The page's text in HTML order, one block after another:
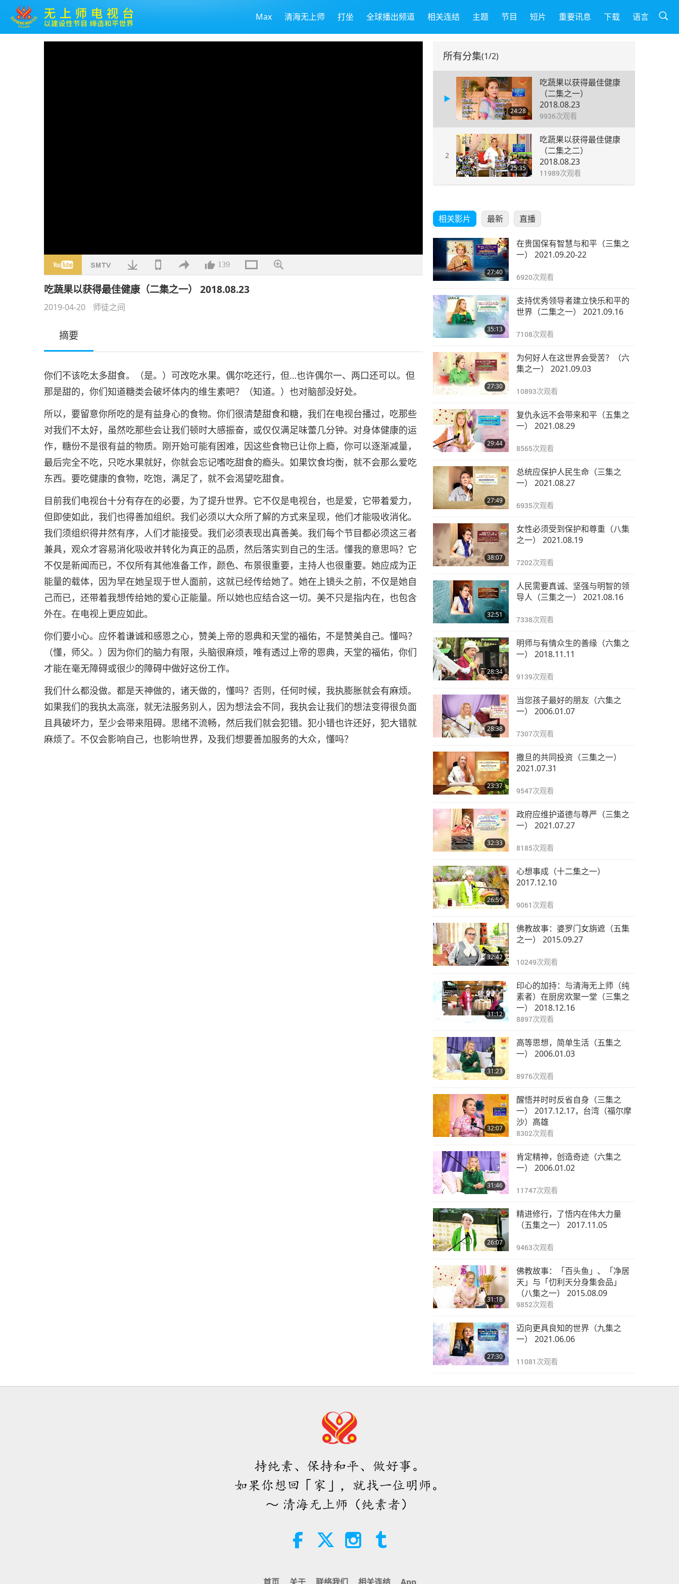
Max 清海无上师 打坐 全球播出频道 相关连结 主题 节目 短片 重要讯息 下载 语言
139
吃蔬果以获得最佳健康（二集之一） 2018.08.23
2019-04-20 师徒之间
摘要
你们不该吃太多甜食。（是。）可改吃水果。偶尔吃还行，但…也许偶尔一、两口还可以。但
那是甜的，你们知道糖类会破坏体内的维生素吧？（知道。）也对脑部没好处。
所以，要留意你所吃的是有益身心的食物。你们很清楚甜食和糖，我们在电视台播过，吃那些
对我们不太好，虽然吃那些会让我们顿时大感振奋，或仅仅满足味蕾几分钟。对身体健康的运
作，糖份不是很有益的物质。刚开始可能有困难，因这些食物已让你上瘾，你可以逐渐减量，
最后完全不吃，只吃水果就好，你就会忘记嗜吃甜食的瘾头。如果饮食均衡，就不会那么爱吃
东西。要吃健康的食物，吃饱，满足了，就不会渴望吃甜食。
目前我们电视台十分有存在的必要，为了提升世界。它不仅是电视台，也是爱，它带着爱力，
但即使如此，我们也得善加组织。我们必须以大众所了解的方式来呈现，他们才能吸收消化。
我们须组织得井然有序，人们才能接受。我们必须表现出真善美。我们每个节目都必须这三者
兼具，观众才容易消化吸收并转化为真正的品质，然后落实到自己的生活。懂我的意思吗？它
不仅是新闻而已，不仅所有其他准备工作，颜色、布景很重要，主持人也很重要。她应成为正
能量的载体，因为早在她呈现于世人面前，这就已经传给她了。她在上镜头之前，不仅是她自
己而已，还带着我想传给她的爱心正能量。所以她也应结合这一切。美不只是指内在，也包含
外在。在电视上更应如此。
你们要小心。应怀着谦诚和感恩之心，赞美上帝的恩典和天堂的福佑，不是赞美自己。懂吗？
（懂，师父。）因为你们的脑力有限，头脑很麻烦，唯有透过上帝的恩典，天堂的福佑，你们
才能在毫无障碍或很少的障碍中做好这份工作。
我们什么都没做。都是天神做的，诸天做的，懂吗？否则，任何时候，我执膨胀就会有麻烦。
如果我们的我执太高涨，就无法服务别人，因为想法会不同，我执会让我们的想法变得很负面
且具破坏力，至少会带来阻碍。思绪不流畅，然后我们就会犯错。犯小错也许还好，犯大错就
麻烦了。不仅会影响自己，也影响世界，及我们想要善加服务的大众，懂吗？
所有分集(1/2)
24:28
吃蔬果以获得最佳健康
（二集之一）
2018.08.23
9936次观看
2
25:35
吃蔬果以获得最佳健康
（二集之二）
2018.08.23
11989次观看
相关影片 最新 直播
27:40
在贵国保有智慧与和平（三集之
一） 2021.09.20-22
6920次观看
35:13
支持优秀领导者建立快乐和平的
世界（二集之一） 2021.09.16
7108次观看
27:30
为何好人在这世界会受苦？（六
集之一） 2021.09.03
10893次观看
29:44
复仇永远不会带来和平（五集之
一） 2021.08.29
8565次观看
27:49
总统应保护人民生命（三集之
一） 2021.08.27
6935次观看
38:07
女性必须受到保护和尊重（八集
之一） 2021.08.19
7202次观看
32:51
人民需要真诚、坚强与明智的领
导人（三集之一） 2021.08.16
7338次观看
28:34
明师与有情众生的善缘（六集之
一） 2018.11.11
9139次观看
28:38
当您孩子最好的朋友（六集之
一） 2006.01.07
7307次观看
23:37
撒旦的共同投资（三集之一）
2021.07.31
9547次观看
32:33
政府应维护道德与尊严（三集之
一） 2021.07.27
8185次观看
26:59
心想事成（十二集之一）
2017.12.10
9061 次观看
32:42
佛教故事：婆罗门女旃遮（五集
之一） 2015.09.27
10249次观看
31:12
印心的加持：与清海无上师（纯
素者）在厨房欢聚一堂（三集之
一） 2018.12.16
8897次观看
31:23
高等思想，简单生活（五集之
一） 2006.01.03
8976次观看
32:07
醒悟并时时反省自身（三集之
一） 2017.12.17，台湾（福尔摩
沙）高雄
8302次观看
31:46
肯定精神，创造奇迹（六集之
一） 2006.01.02
11747次观看
26:07
精进修行，了悟内在伟大力量
（五集之一） 2017.11.05
9463次观看
31:18
佛教故事：「百头鱼」、「净居
天」与「忉利天分身集会品」
（八集之一） 2015.08.09
9852次观看
27:30
迈向更具良知的世界（九集之
一） 2021.06.06
11081 次观看
持纯素、保持和平、做好事。
如果你想回「家」，就找一位明师。
～ 清海无上师（纯素者）